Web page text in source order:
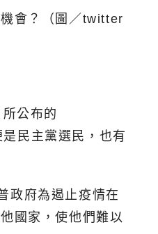
會？（圖／twitter
公布的
民主黨選民，也有
政府為遏止疫情在
國家，使他們難以